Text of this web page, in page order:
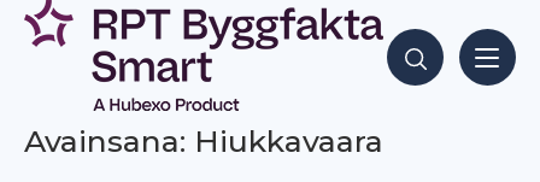
Siirry
sisältöön
Hae sisältöjä
Avainsana: Hiukkavaara